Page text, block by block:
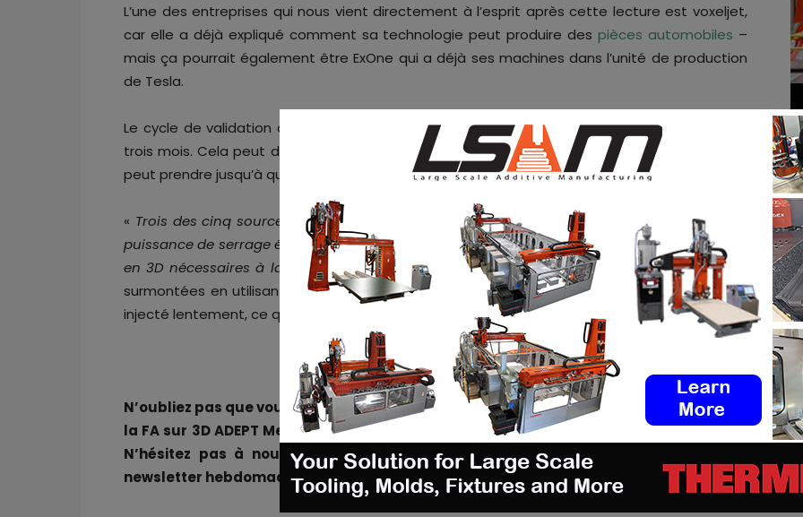
L’une des entreprises qui nous vient directement à l’esprit après cette lecture est voxeljet,
car elle a déjà expliqué comment sa technologie peut produire despièces automobiles –
mais ça pourrait également être ExOne qui a déjà ses machines dans l’unité de production
de Tesla.
Le cycle de validation de la conception à l’aide du moulage au sable peut prendre deux à
trois mois. Cela peut déjà raccourcir l’ensemble du cycle de développement du produit, qui
peut prendre jusqu’à quatre ans.
« Trois des cinq sources ont indiqué que l’un des problèmes posés par les presses à forte
puissance de serrage était qu’elles ne pouvaient pas contenir les noyaux de sable imprimés
en 3D nécessaires à la fabrication de sous-cadres creux. » Ces difficultés pourraient être
surmontées en utilisant un autre type de presse dans laquelle l’alliage en fusion peut être
injecté lentement, ce qui permettrait d’obtenir de meilleures pièces moulées.
N’oubliez pas que vous pouvez poster gratuitementles offres d’emploi de l’industrie de
la FA sur 3D ADEPT Media ourechercher un emploi
via notre tableau d’offres d’emploi.
N’hésitez pas à nous suivre sur nos réseaux sociaux et à vous inscrire à notre
newsletter hebdomadaire :
Facebook Twitter ,LinkedIn& Instagram